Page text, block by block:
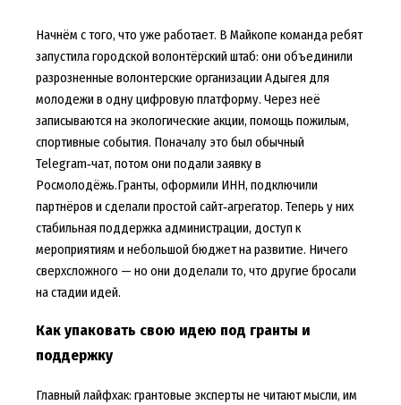
Начнём с того, что уже работает. В Майкопе команда ребят
запустила городской волонтёрский штаб: они объединили
разрозненные волонтерские организации Адыгея для
молодежи в одну цифровую платформу. Через неё
записываются на экологические акции, помощь пожилым,
спортивные события. Поначалу это был обычный
Telegram‑чат, потом они подали заявку в
Росмолодёжь.Гранты, оформили ИНН, подключили
партнёров и сделали простой сайт‑агрегатор. Теперь у них
стабильная поддержка администрации, доступ к
мероприятиям и небольшой бюджет на развитие. Ничего
сверхсложного — но они доделали то, что другие бросали
на стадии идей.
Как упаковать свою идею под гранты и
поддержку
Главный лайфхак: грантовые эксперты не читают мысли, им